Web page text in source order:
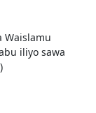
Waislamu
iliyo sawa